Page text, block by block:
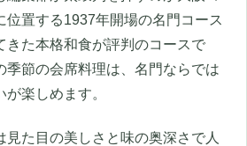
位置する1937年開場の名門コース
きた本格和食が評判のコースで
季節の会席料理は、名門ならでは
楽しめます。
見た目の美しさと味の奥深さで人